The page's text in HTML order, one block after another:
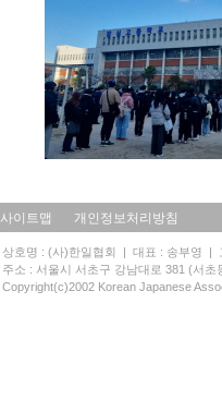
사이트맵 개인정보처리방침
상호명 : (사)한일협회 | 대표 : 송부영 |
주소 : 서울시 서초구 강남대로 381 (서
Copyright(c)2002 Korean Japanese